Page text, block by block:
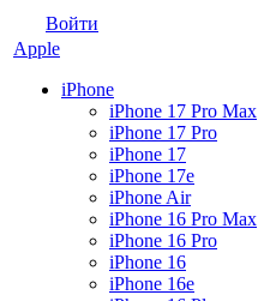
Войти
Apple
iPhone
iPhone 17 Pro Max
iPhone 17 Pro
iPhone 17
iPhone 17e
iPhone Air
iPhone 16 Pro Max
iPhone 16 Pro
iPhone 16
iPhone 16e